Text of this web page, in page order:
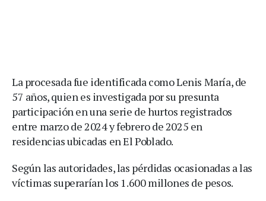
La procesada fue identificada como Lenis María, de
57 años, quien es investigada por su presunta
participación en una serie de hurtos registrados
entre marzo de 2024 y febrero de 2025 en
residencias ubicadas en El Poblado.
Según las autoridades, las pérdidas ocasionadas a las
víctimas superarían los 1.600 millones de pesos.